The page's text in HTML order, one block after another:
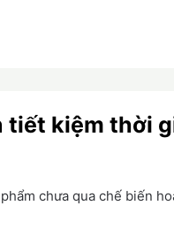
tiết kiệm thời
chưa qua chế biến